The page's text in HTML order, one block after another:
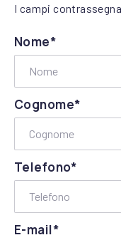
I campi
Nome*
Cognome*
Telefono*
E-mail*